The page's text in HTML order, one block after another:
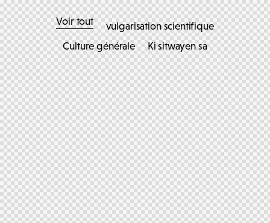
Voir tout
vulgarisation scientifique
Culture générale
Ki sitwayen sa